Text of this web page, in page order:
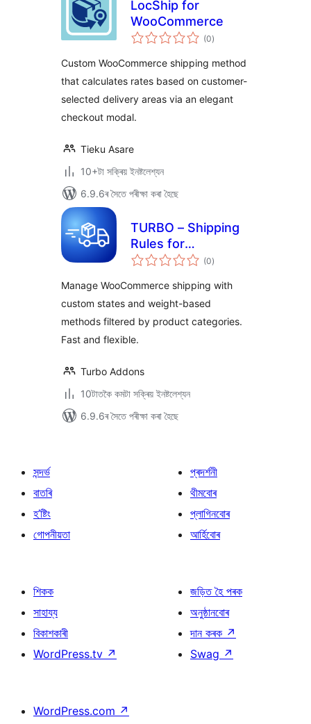
LocShip for
WooCommerce
(0টা
মুঠ)
Custom WooCommerce shipping method
that calculates rates based on customer-
selected delivery areas via an elegant
checkout modal.
Tieku Asare
10+টা সক্ৰিয় ইনষ্টলেশ্যন
6.9.6ৰ সৈতে পৰীক্ষা কৰা হৈছে
TURBO – Shipping
Rules for
WooCommerce
(0টা
মুঠ)
Manage WooCommerce shipping with
custom states and weight-based
methods filtered by product categories.
Fast and flexible.
Turbo Addons
10টাতকৈ কমটা সক্ৰিয় ইনষ্টলেশ্যন
6.9.6ৰ সৈতে পৰীক্ষা কৰা হৈছে
সন্দৰ্ভ
বাতৰি
হ’ষ্টিং
গোপনীয়তা
প্ৰদৰ্শনী
থীমবোৰ
প্লাগিনবোৰ
আৰ্হিবোৰ
শিকক
সাহায্য
বিকাশকাৰী
WordPress.tv ↗
জড়িত হৈ পৰক
অনুষ্ঠানবোৰ
দান কৰক ↗
Swag ↗
WordPress.com ↗